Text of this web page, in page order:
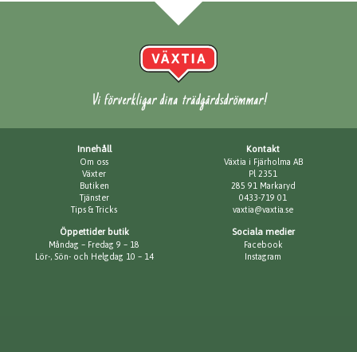
Vi förverkligar dina trädgårdsdrömmar!
Innehåll
Om oss
Växter
Butiken
Tjänster
Tips & Tricks
Kontakt
Växtia i Fjärholma AB
Pl 2351
285 91 Markaryd
0433-719 01
vaxtia@vaxtia.se
Öppettider butik
Måndag – Fredag 9 – 18
Lör-, Sön- och Helgdag 10 – 14
Sociala medier
Facebook
Instagram